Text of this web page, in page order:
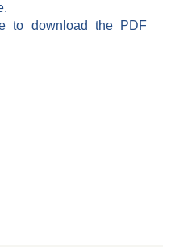
to download the PDF